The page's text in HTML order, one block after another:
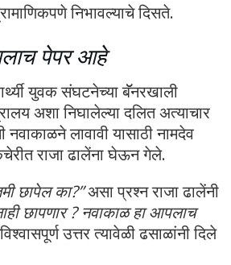
निभावल्याचे दिसते.
पेपर आहे
युवक संघटनेच्या बॅॅनरखाली
अशा निघालेल्या दलित अत्याचार
नवाकाळने लावावी यासाठी नामदेव
राजा ढालेंना घेऊन गेले.
छापेल का?”असा प्रश्न राजा ढालेंनी
छापणार ? नवाकाळ हा आपलाच
उत्तर त्यावेळी ढसाळांनी दिले